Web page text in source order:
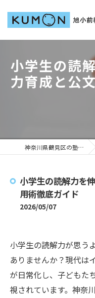
小学生の読
力育成と公
神奈川県鶴見区の塾ならKUMON旭小前教室
小学生の読解力を
用術徹底ガイド
2026/05/07
小学生の読解力が思う
ありませんか？現代は
が日常化し、子どもた
視されています。神奈